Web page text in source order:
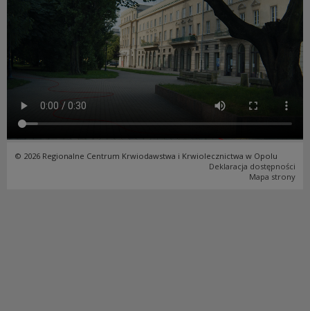
© 2026 Regionalne Centrum Krwiodawstwa i Krwiolecznictwa w Opolu
Deklaracja dostępności
Mapa strony